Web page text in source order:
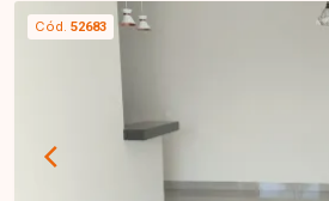
automáticas e 04 vagas de
frontal. Sua estrutura oferece
funcionalidade, sendo ideal
academias, lojas, distribuidoras
atividades comerciais. Esta é uma excelente
imóvel moderno, com ótima
Cód. 52683